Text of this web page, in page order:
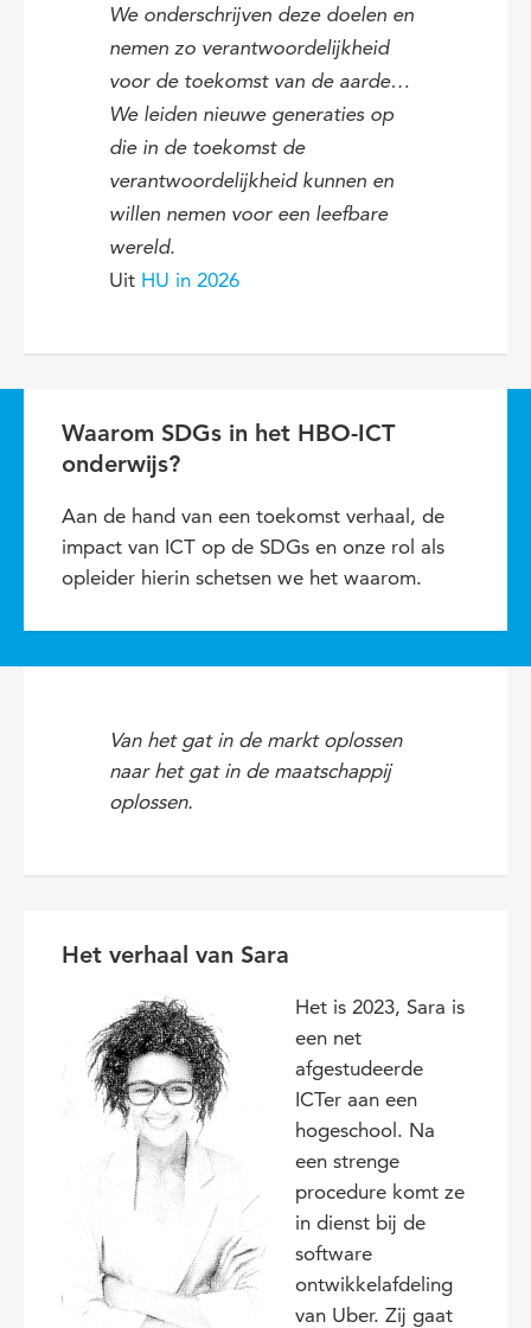
We onderschrijven deze doelen en
nemen zo verantwoordelijkheid
voor de toekomst van de aarde…
We leiden nieuwe generaties op
die in de toekomst de
verantwoordelijkheid kunnen en
willen nemen voor een leefbare
wereld.
Uit HU in 2026
Waarom SDGs in het HBO-ICT
onderwijs?
Aan de hand van een toekomst verhaal, de
impact van ICT op de SDGs en onze rol als
opleider hierin schetsen we het waarom.
Van het gat in de markt oplossen
naar het gat in de maatschappij
oplossen.
Het verhaal van Sara
Het is 2023, Sara is
een net
afgestudeerde
ICTer aan een
hogeschool. Na
een strenge
procedure komt ze
in dienst bij de
software
ontwikkelafdeling
van Uber. Zij gaat